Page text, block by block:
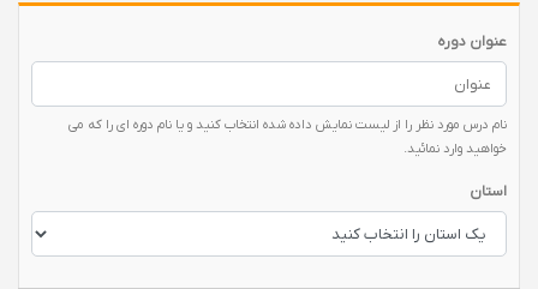
عنوان دوره
نام درس مورد نظر را از لیست نمایش داده شده انتخاب کنید و یا نام دوره ای را که می
خواهید وارد نمائید.
استان